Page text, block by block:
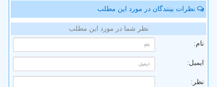
نظرات بینندگان در مورد این مطلب
نظر شما در مورد این مطلب
نام:
ایمیل:
نظر: